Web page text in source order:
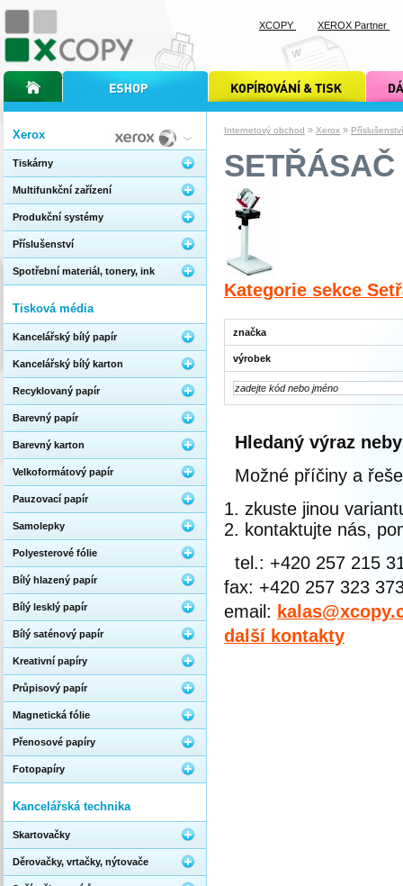
Internetový obchod » Xerox » Příslušenství
Kategorie sekce
značka
výrobek
Hledaný výraz
Možné příčiny a
zkuste jinou
kontaktujte nás,
tel.: +420 257 215
fax: +420 257 323
email:
další kontakty
Xerox
Tiskárny
Multifunkční zařízení
Produkční systémy
Příslušenství
Spotřební materiál, tonery, ink
Tisková média
Kancelářský bílý papír
Kancelářský bílý karton
Recyklovaný papír
Barevný papír
Barevný karton
Velkoformátový papír
Pauzovací papír
Samolepky
Polyesterové fólie
Bílý hlazený papír
Bílý lesklý papír
Bílý saténový papír
Kreativní papíry
Průpisový papír
Magnetická fólie
Přenosové papíry
Fotopapíry
Kancelářská technika
Skartovačky
Děrovačky, vrtačky, nýtovače
úvodní stránka xcopyinternetový obchod xcopy kopírování a tisk xcopy dárkové
XCOPY XEROX Partner